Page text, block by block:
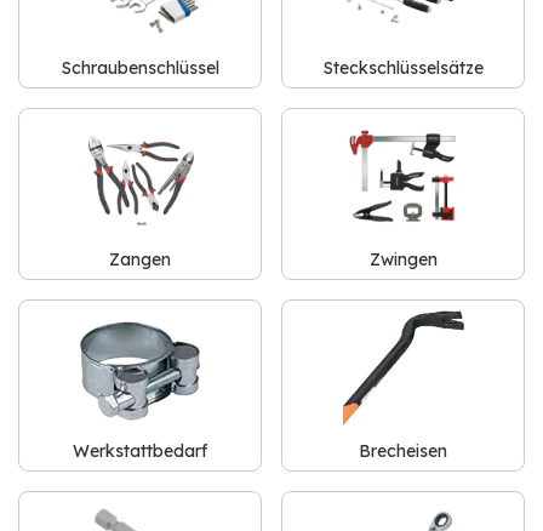
Schraubenschlüssel Steckschlüsselsätze
Zangen Zwingen
Werkstattbedarf Brecheisen